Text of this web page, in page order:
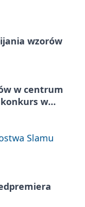
wzorów
w centrum
w
Slamu